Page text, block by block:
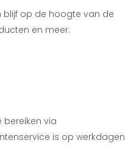
op de hoogte van de
en meer.
bereiken via
is op werkdagen